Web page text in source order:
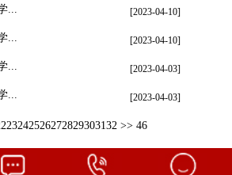
... [2023-04-10]
... [2023-04-10]
... [2023-04-03]
... [2023-04-03]
23242526272829303132 >> 46